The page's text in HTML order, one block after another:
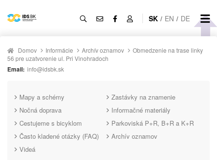
SK / EN / DE
Domov Informácie Archív oznamov
Obmedzenie na trase linky
56 pre uzatvorenie ul. Pri Vinohradoch
Email: info@idsbk.sk
Mapy a schémy
Zastávky na znamenie
Nočná doprava
Informačné materiály
Cestujeme s bicyklom
Parkoviská P+R, B+R a K+R
Často kladené otázky (FAQ)
Archív oznamov
Videá